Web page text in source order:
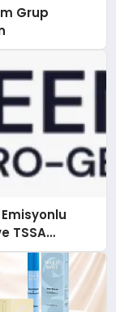
Grup
TSSA